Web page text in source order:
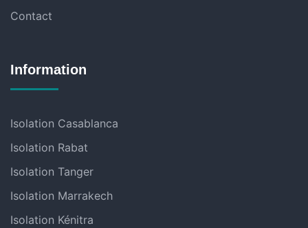
Contact
Information
Isolation Casablanca
Isolation Rabat
Isolation Tanger
Isolation Marrakech
Isolation Kénitra